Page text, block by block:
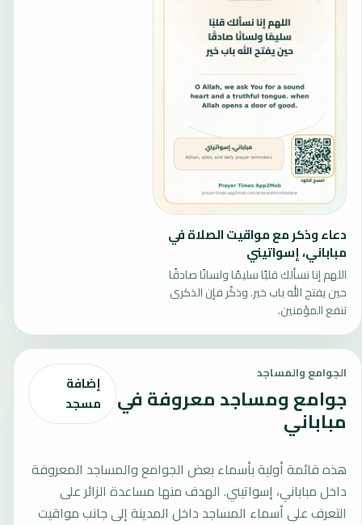
دعاء وذكر مع مواقيت الصلاة في
مباباني، إسواتيني
اللهم إنا نسألك قلبًا سليمًا ولسانًا صادقًا
حين يفتح الله باب خير. وذكّر فإن الذكرى
تنفع المؤمنين.
الجوامع والمساجد
جوامع ومساجد معروفة في
مباباني
إضافة
مسجد
هذه قائمة أولية بأسماء بعض الجوامع والمساجد المعروفة
داخل مباباني، إسواتيني. الهدف منها مساعدة الزائر على
التعرف على أسماء المساجد داخل المدينة إلى جانب مواقيت